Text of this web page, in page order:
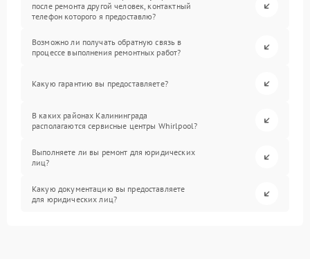
после ремонта другой человек, контактный
телефон которого я предоставлю?
Возможно ли получать обратную связь в
процессе выполнения ремонтных работ?
Какую гарантию вы предоставляете?
В каких районах Калининграда
располагаются сервисные центры Whirlpool?
Выполняете ли вы ремонт для юридических
лиц?
Какую документацию вы предоставляете
для юридических лиц?